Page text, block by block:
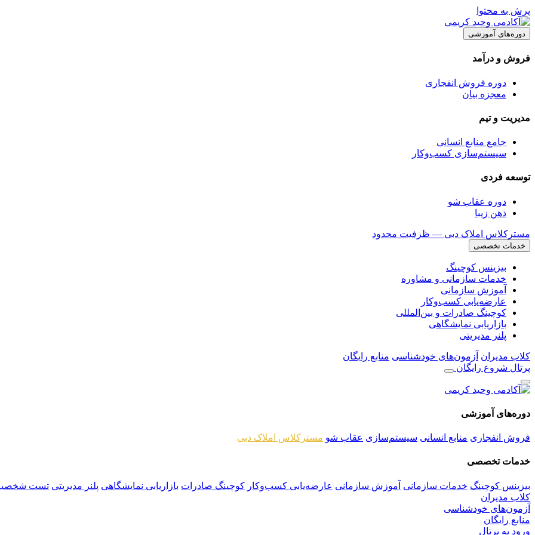
پرش به محتوا
دوره‌های آموزشی
فروش و درآمد
دوره فروش انفجاری
معجزه بیان
مدیریت و تیم
جامع منابع انسانی
سیستم‌سازی کسب‌وکار
توسعه فردی
دوره عقاب شو
ذهن زیبا
مسترکلاس املاک دبی — ظرفیت محدود
خدمات تخصصی
بیزینس کوچینگ
خدمات سازمانی و مشاوره
آموزش سازمانی
عارضه‌یابی کسب‌وکار
کوچینگ صادرات و بین‌المللی
بازاریابی نمایشگاهی
پلنر مدیریتی
کلاب مدیران آزمون‌های خودشناسی منابع رایگان
پرتال شروع رایگان
دوره‌های آموزشی
فروش انفجاری منابع انسانی سیستم‌سازی عقاب شو مسترکلاس املاک دبی
خدمات تخصصی
بیزینس کوچینگ خدمات سازمانی آموزش سازمانی عارضه‌یابی کسب‌وکار کوچینگ صادرات بازاریابی نمایشگاهی پلنر مدیریتی تست
کلاب مدیران
آزمون‌های خودشناسی
منابع رایگان
ورود به پرتال